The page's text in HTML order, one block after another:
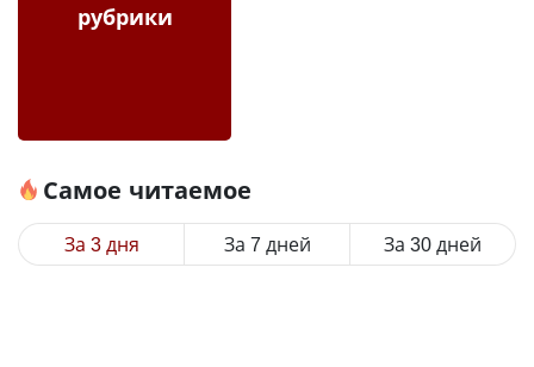
рубрики
Самое читаемое
За 3 дня За 7 дней За 30 дней